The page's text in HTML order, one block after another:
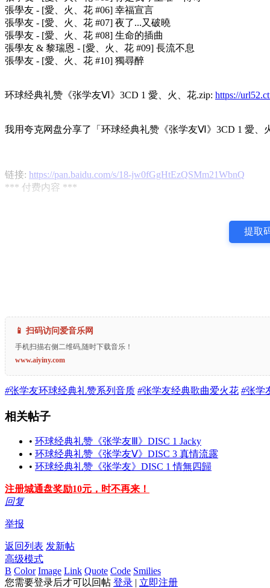
張學友 - [愛、火、花 #06] 幸福宣言
張學友 - [愛、火、花 #07] 夜了...又破曉
張學友 - [愛、火、花 #08] 生命的插曲
張學友 & 黎瑞恩 - [愛、火、花 #09] 長流不息
張學友 - [愛、火、花 #10] 獨尋醉
环球经典礼赞《张学友Ⅵ》3CD 1 愛、火、花.zip: https://
我用夸克网盘分享了「环球经典礼赞《张学友Ⅵ》3CD 1 愛、
链接: https://pan.baidu.com/s/18-jw0fGgHtEzQSMm21WbnQ
*** 付费内容 ***
提取
📱 扫码访问爱音乐网
手机扫描右侧二维码,随时下载音乐！
www.aiyiny.com
#张学友环球经典礼赞系列音质 #张学友经典歌曲爱火花 #张学
相关帖子
• 环球经典礼赞《张学友Ⅲ》DISC 1 Jacky
• 环球经典礼赞《张学友Ⅴ》DISC 3 真情流露
• 环球经典礼赞《张学友》DISC 1 情無四歸
注册城通盘奖励10元，时不再来！
回复
举报
返回列表 发新帖
高级模式
B Color Image Link Quote Code Smilies
您需要登录后才可以回帖 登录 | 立即注册